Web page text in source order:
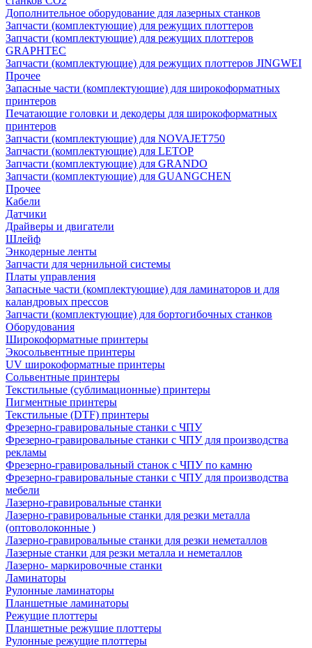
Дополнительное оборудование для лазерных станков
Запчасти (комплектующие) для режущих плоттеров
Запчасти (комплектующие) для режущих плоттеров
GRAPHTEC
Запчасти (комплектующие) для режущих плоттеров JINGWEI
Прочее
Запасные части (комплектующие) для широкоформатных
принтеров
Печатающие головки и декодеры для широкоформатных
принтеров
Запчасти (комплектующие) для NOVAJET750
Запчасти (комплектующие) для LETOP
Запчасти (комплектующие) для GRANDO
Запчасти (комплектующие) для GUANGCHEN
Прочее
Кабели
Датчики
Драйверы и двигатели
Шлейф
Энкодерные ленты
Запчасти для чернильной системы
Платы управления
Запасные части (комплектующие) для ламинаторов и для
каландровых прессов
Запчасти (комплектующие) для бортогибочных станков
Оборудования
Широкоформатные принтеры
Экосольвентные принтеры
UV широкоформатные принтеры
Сольвентные принтеры
Текстильные (сублимационные) принтеры
Пигментные принтеры
Текстильные (DTF) принтеры
Фрезерно-гравировальные станки с ЧПУ
Фрезерно-гравировальные станки с ЧПУ для производства
рекламы
Фрезерно-гравировальный станок с ЧПУ по камню
Фрезерно-гравировальные станки с ЧПУ для производства
мебели
Лазерно-гравировальные станки
Лазерно-гравировальные станки для резки металла
(оптоволоконные )
Лазерно-гравировальные станки для резки неметаллов
Лазерные станки для резки металла и неметаллов
Лазерно- маркировочные станки
Ламинаторы
Рулонные ламинаторы
Планшетные ламинаторы
Режущие плоттеры
Планшетные режущие плоттеры
Рулонные режущие плоттеры